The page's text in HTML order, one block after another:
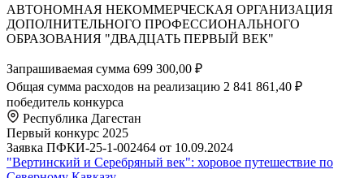
АВТОНОМНАЯ НЕКОММЕРЧЕСКАЯ ОРГАНИЗАЦИЯ
ДОПОЛНИТЕЛЬНОГО ПРОФЕССИОНАЛЬНОГО
ОБРАЗОВАНИЯ "ДВАДЦАТЬ ПЕРВЫЙ ВЕК"
Запрашиваемая сумма 699 300,00 ₽
Общая сумма расходов на реализацию 2 841 861,40 ₽
победитель конкурса
Республика Дагестан
Первый конкурс 2025
Заявка ПФКИ-25-1-002464 от 10.09.2024
"Вертинский и Серебряный век": хоровое путешествие по